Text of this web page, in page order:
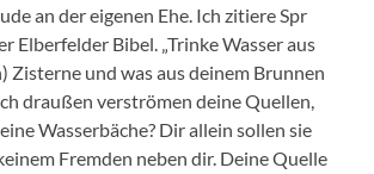
an der eigenen Ehe. Ich zitiere Spr
Elberfelder Bibel. „Trinke Wasser aus
Zisterne und was aus deinem Brunnen
draußen verströmen deine Quellen,
Wasserbäche? Dir allein sollen sie
Fremden neben dir. Deine Quelle